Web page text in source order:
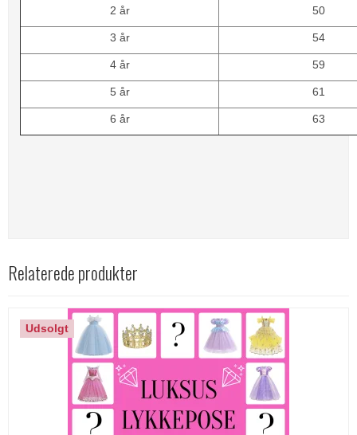
2 år 50
3 år 54
4 år 59
5 år 61
6 år 63
Relaterede produkter
Udsolgt